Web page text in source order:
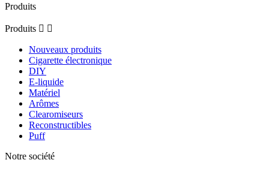
Produits
Produits  
Nouveaux produits
Cigarette électronique
DIY
E-liquide
Matériel
Arômes
Clearomiseurs
Reconstructibles
Puff
Notre société